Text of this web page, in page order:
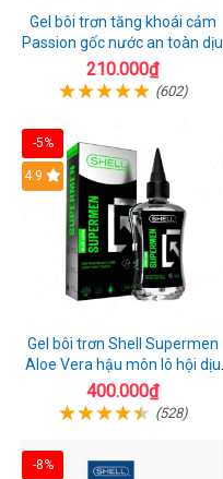
Gel bôi trơn tăng khoái cảm
Passion gốc nước an toàn dịu
nhẹ
210.000₫
(602)
-5%
Hot
4.9
Gel bôi trơn Shell Supermen
Aloe Vera hậu môn lô hội dịu
nhẹ 90ml
400.000₫
(528)
-8%